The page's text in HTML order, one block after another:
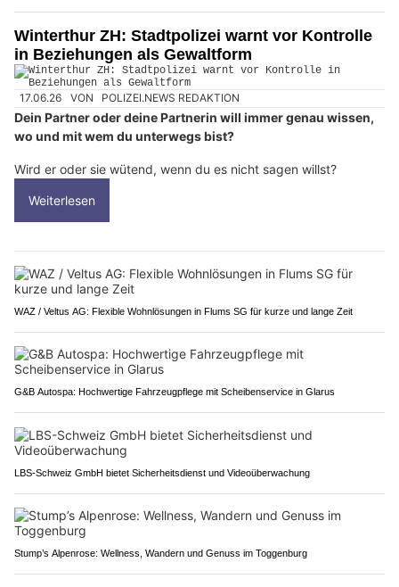
Winterthur ZH: Stadtpolizei warnt vor Kontrolle
in Beziehungen als Gewaltform
17.06.26 VON POLIZEI.NEWS REDAKTION
Dein Partner oder deine Partnerin will immer genau wissen,
wo und mit wem du unterwegs bist?
Wird er oder sie wütend, wenn du es nicht sagen willst?
Weiterlesen
WAZ / Veltus AG: Flexible Wohnlösungen in Flums SG für kurze und lange Zeit
G&B Autospa: Hochwertige Fahrzeugpflege mit Scheibenservice in Glarus
LBS-Schweiz GmbH bietet Sicherheitsdienst und Videoüberwachung
Stump’s Alpenrose: Wellness, Wandern und Genuss im Toggenburg